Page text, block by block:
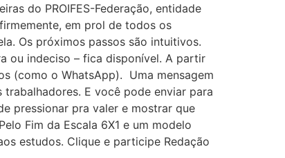
do PROIFES-Federação, entidade
em prol de todos os
Os próximos passos são intuitivos.
ou indeciso – fica disponível. A partir
(como o WhatsApp). Uma mensagem
E você pode enviar para
pressionar pra valer e mostrar que
Fim da Escala 6X1 e um modelo
estudos. Clique e participe Redação